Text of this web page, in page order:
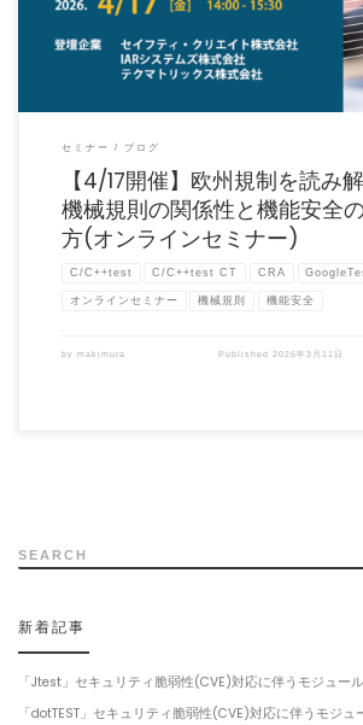
セミナー ブログ
【4/17開催】欧州規制を読み
機械規則の関係性と機能安全
方(オンラインセミナー)
C/C++test C/C++test CT CRA
オンラインセミナー 機械規則 機能安全
by makimura Published 2026年3月11日
SEARCH
新着記事
「Jtest」セキュリティ脆弱性(CVE)対応に伴うモジュー
「dotTEST」セキュリティ脆弱性(CVE)対応に伴うモジ